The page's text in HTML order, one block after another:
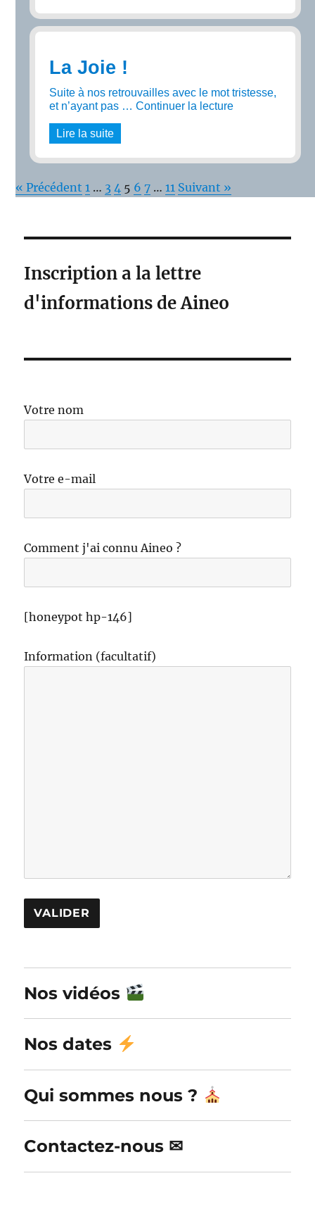
La Joie !
Suite à nos retrouvailles avec le mot tristesse,
et n’ayant pas …Continuer la lecture
Lire la suite
« Précédent 1 … 3 4 5 6 7 … 11 Suivant »
Inscription a la lettre
d'informations de Aineo
Votre nom
Votre e-mail
Comment j'ai connu Aineo ?
[honeypot hp-146]
Information (facultatif)
t
e
r
t
e
:
Nos vidéos
Nos dates
Qui sommes nous ?
Contactez-nous ✉